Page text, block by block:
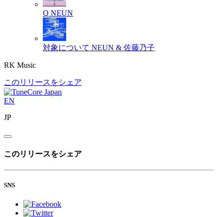
Q NEUN
対象について NEUN & 佐藤乃子
RK Music
このリリースをシェア
EN
JP
このリリースをシェア
SNS